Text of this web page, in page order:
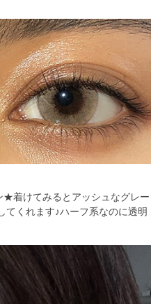
★着けてみるとアッシュなグレー
くれます♪ハーフ系なのに透明